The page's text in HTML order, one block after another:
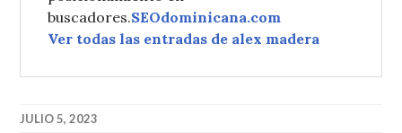
buscadores.SEOdominicana.com
Ver todas las entradas de alex madera
JULIO 5, 2023